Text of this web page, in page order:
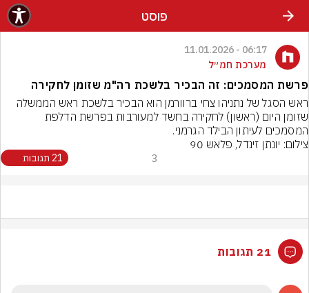
פוסט
06:17 - 11.01.2026
מערכת חמ״ל
פרשת המסמכים: זה הבכיר בלשכת רה"מ שזומן לחקירה
המסמכים לעיתון הבילד הגרמני.
צילום: יונתן זינדל, פלאש 90
3 21 תגובות
21 תגובות